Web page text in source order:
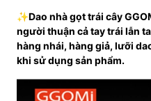
✨Dao nhà gọt trái cây
người thuận cả tay trái lẫn
hàng nhái, hàng giả, lưỡi
khi sử dụng sản phẩm.